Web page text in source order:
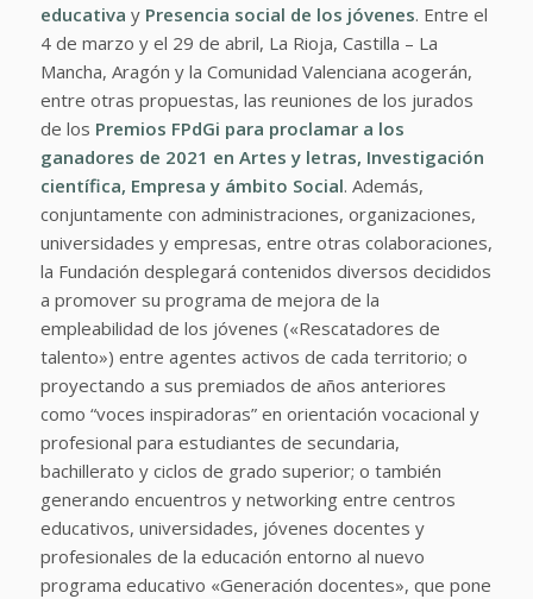
educativa yPresencia social de los jóvenes. Entre el
4 de marzo y el 29 de abril, La Rioja, Castilla – La
Mancha, Aragón y la Comunidad Valenciana acogerán,
entre otras propuestas, las reuniones de los jurados
de los Premios FPdGi para proclamar a los
ganadores de 2021 en Artes y letras, Investigación
científica, Empresa y ámbito Social. Además,
conjuntamente con administraciones, organizaciones,
universidades y empresas, entre otras colaboraciones,
la Fundación desplegará contenidos diversos decididos
a promover su programa de mejora de la
empleabilidad de los jóvenes («Rescatadores de
talento») entre agentes activos de cada territorio; o
proyectando a sus premiados de años anteriores
como “voces inspiradoras” en orientación vocacional y
profesional para estudiantes de secundaria,
bachillerato y ciclos de grado superior; o también
generando encuentros y networking entre centros
educativos, universidades, jóvenes docentes y
profesionales de la educación entorno al nuevo
programa educativo «Generación docentes», que pone